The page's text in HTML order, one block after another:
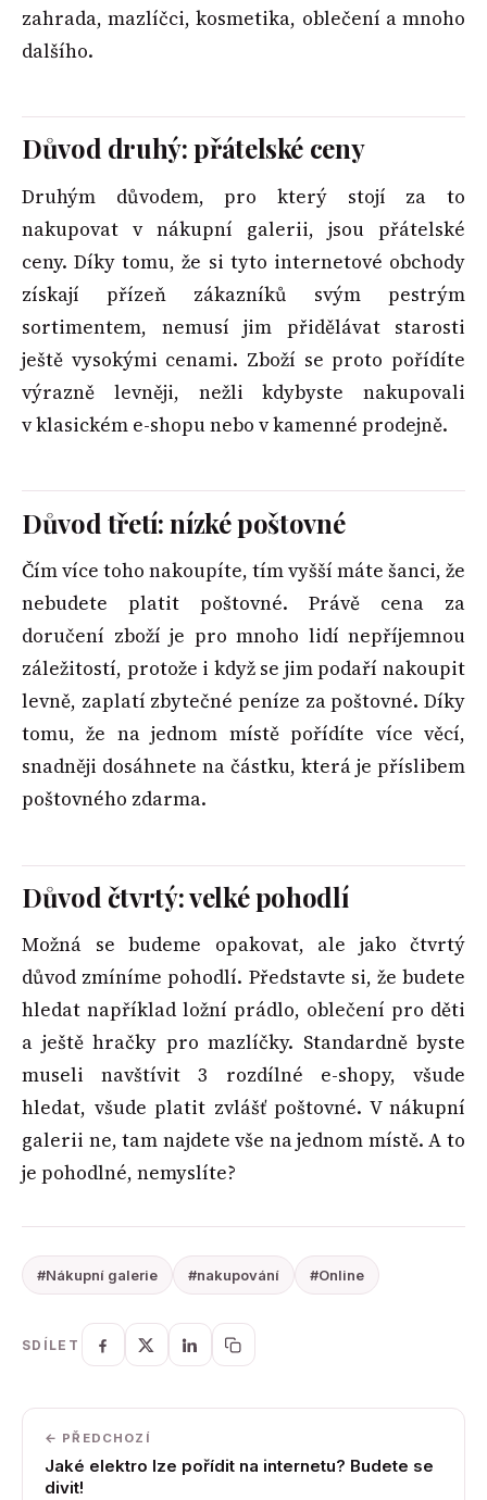
zahrada, mazlíčci, kosmetika, oblečení a mnoho
dalšího.
Důvod druhý: přátelské ceny
Druhým důvodem, pro který stojí za to
nakupovat v nákupní galerii, jsou přátelské
ceny. Díky tomu, že si tyto internetové obchody
získají přízeň zákazníků svým pestrým
sortimentem, nemusí jim přidělávat starosti
ještě vysokými cenami. Zboží se proto pořídíte
výrazně levněji, nežli kdybyste nakupovali
v klasickém e-shopu nebo v kamenné prodejně.
Důvod třetí: nízké poštovné
Čím více toho nakoupíte, tím vyšší máte šanci, že
nebudete platit poštovné. Právě cena za
doručení zboží je pro mnoho lidí nepříjemnou
záležitostí, protože i když se jim podaří nakoupit
levně, zaplatí zbytečné peníze za poštovné. Díky
tomu, že na jednom místě pořídíte více věcí,
snadněji dosáhnete na částku, která je příslibem
poštovného zdarma.
Důvod čtvrtý: velké pohodlí
Možná se budeme opakovat, ale jako čtvrtý
důvod zmíníme pohodlí. Představte si, že budete
hledat například ložní prádlo, oblečení pro děti
a ještě hračky pro mazlíčky. Standardně byste
museli navštívit 3 rozdílné e-shopy, všude
hledat, všude platit zvlášť poštovné. V nákupní
galerii ne, tam najdete vše na jednom místě. A to
je pohodlné, nemyslíte?
#Nákupní galerie #nakupování #Online
SDÍLET
← PŘEDCHOZÍ
Jaké elektro lze pořídit na internetu? Budete se
divit!